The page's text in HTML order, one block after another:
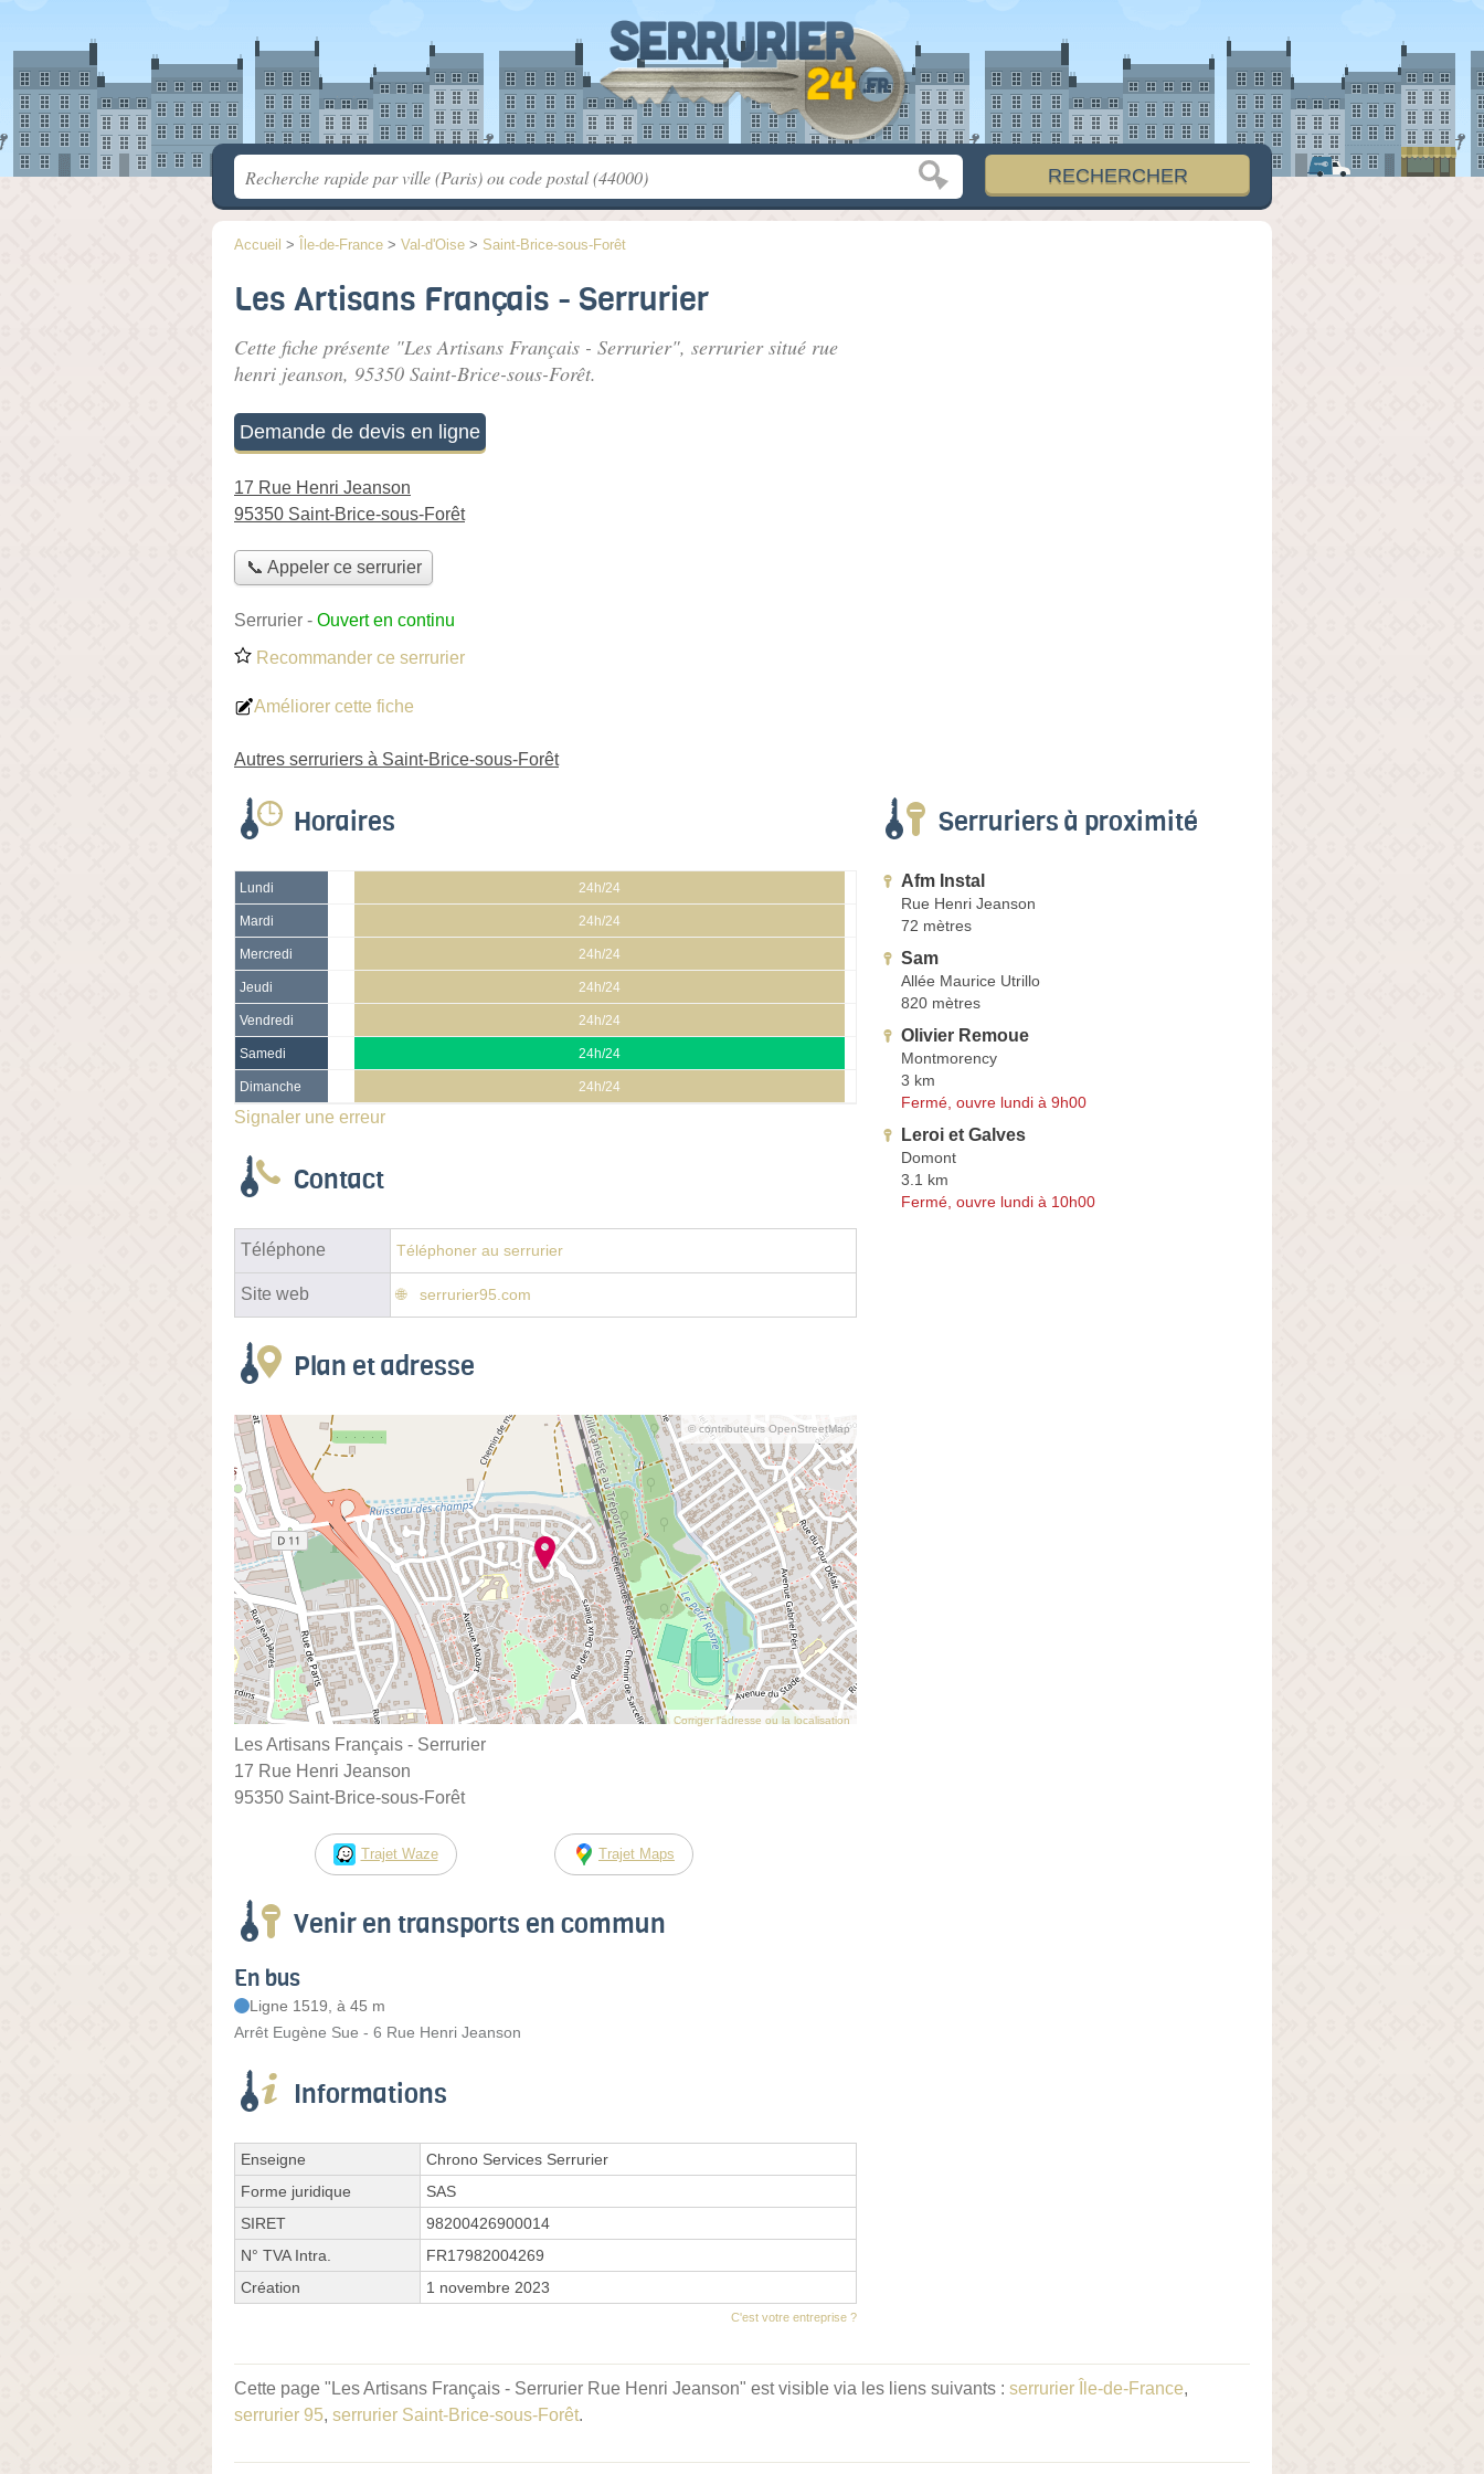
Accueil > Île-de-France > Val-d'Oise > Saint-Brice-sous-Forêt
Les Artisans Français - Serrurier
Cette fiche présente "Les Artisans Français - Serrurier", serrurier situé rue
henri jeanson, 95350 Saint-Brice-sous-Forêt.
Demande de devis en ligne
17 Rue Henri Jeanson
95350 Saint-Brice-sous-Forêt
📞 Appeler ce serrurier
Serrurier - Ouvert en continu
Recommander ce serrurier
Améliorer cette fiche
Autres serruriers à Saint-Brice-sous-Forêt
Horaires
Lundi 24h/24
Mardi 24h/24
Mercredi 24h/24
Jeudi 24h/24
Vendredi 24h/24
Samedi 24h/24
Dimanche 24h/24
Signaler une erreur
Contact
Téléphone Téléphoner au serrurier
Site web serrurier95.com
Plan et adresse
© contributeurs OpenStreetMap
Corriger l’adresse ou la localisation
Les Artisans Français - Serrurier
17 Rue Henri Jeanson
95350 Saint-Brice-sous-Forêt
Trajet Waze Trajet Maps
Venir en transports en commun
En bus
Ligne 1519, à 45 m
Arrêt Eugène Sue - 6 Rue Henri Jeanson
Informations
Enseigne
Chrono Services Serrurier
Forme juridique
SAS
SIRET
98200426900014
N° TVA Intra.
FR17982004269
Création
1 novembre 2023
C'est votre entreprise ?
Serruriers à proximité
Afm Instal
Rue Henri Jeanson
72 mètres
Sam
Allée Maurice Utrillo
820 mètres
Olivier Remoue
Montmorency
3 km
Fermé, ouvre lundi à 9h00
Leroi et Galves
Domont
3.1 km
Fermé, ouvre lundi à 10h00
Cette page "Les Artisans Français - Serrurier Rue Henri Jeanson" est visible via les liens suivants : serrurier Île-de-France,
serrurier 95, serrurier Saint-Brice-sous-Forêt.